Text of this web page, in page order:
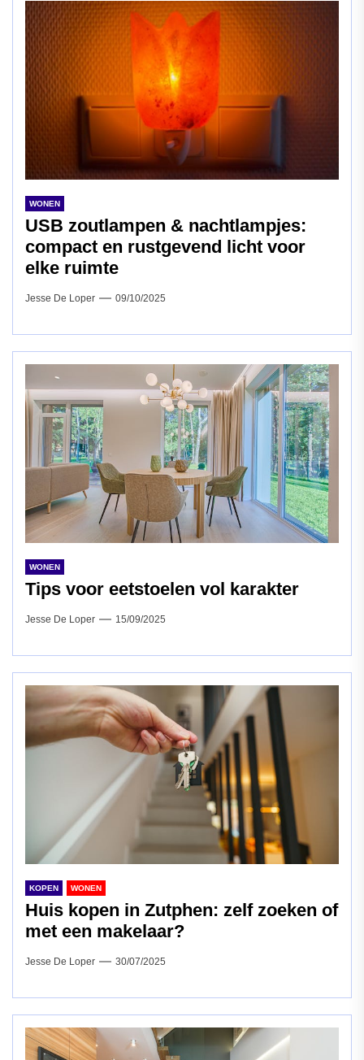
WONEN
USB zoutlampen & nachtlampjes:
compact en rustgevend licht voor
elke ruimte
Jesse De Loper 09/10/2025
WONEN
Tips voor eetstoelen vol karakter
Jesse De Loper 15/09/2025
KOPEN WONEN
Huis kopen in Zutphen: zelf zoeken of
met een makelaar?
Jesse De Loper 30/07/2025